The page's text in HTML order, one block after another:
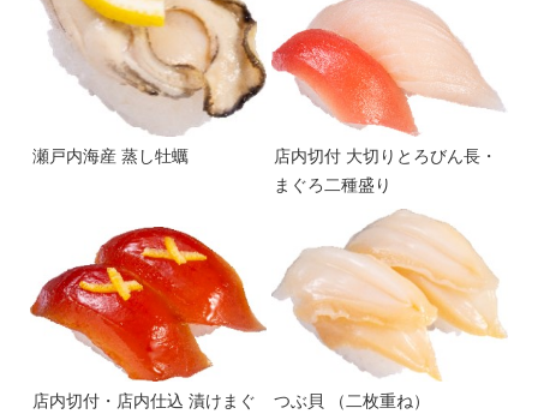
瀬戸内海産 蒸し牡蠣
店内切付 大切りとろびん長・
まぐろ二種盛り
店内切付・店内仕込 漬けまぐ
つぶ貝 （二枚重ね）